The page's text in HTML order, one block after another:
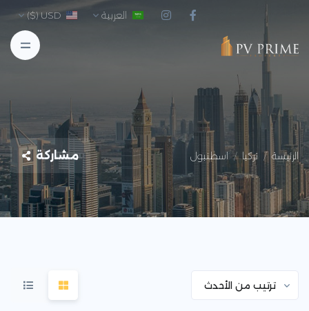
العربية USD ($)
الرئيسة تركيا اسطنبول مشاركة
ترتيب من الأحدث